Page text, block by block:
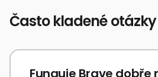
Často kladené otázky
Funguje Brave dobře